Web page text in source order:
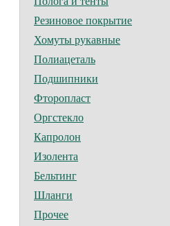
Резиновое покрытие
Хомуты рукавные
Полиацеталь
Подшипники
Фторопласт
Оргстекло
Капролон
Изолента
Бельтинг
Шланги
Прочее